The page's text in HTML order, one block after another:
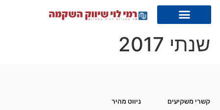
שנתי 2017
קשרי משקיעים ניווט מהיר